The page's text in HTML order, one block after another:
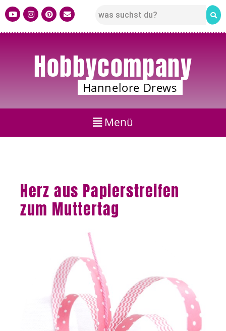
Hobbycompany
Hannelore Drews
Herz aus Papierstreifen
zum Muttertag